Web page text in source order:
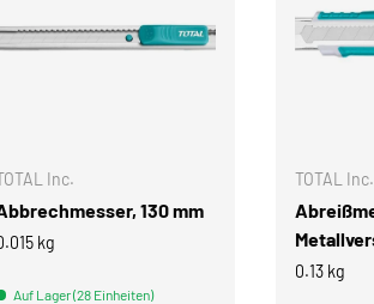
Inc.
130 mm
kg
Auf Lager (28 Einheiten)
TOTAL Inc.
0.13 kg